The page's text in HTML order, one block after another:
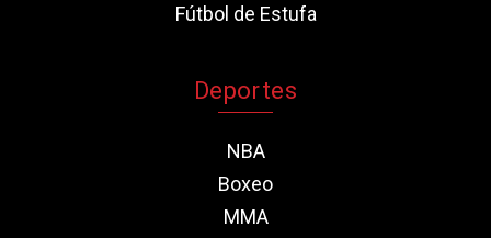
Fútbol de Estufa
Deportes
NBA
Boxeo
MMA